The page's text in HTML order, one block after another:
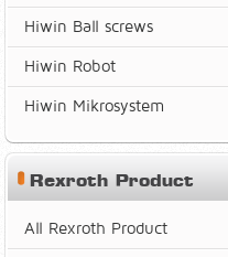
Hiwin Ball screws
Hiwin Robot
Hiwin Mikrosystem
Rexroth Product
All Rexroth Product